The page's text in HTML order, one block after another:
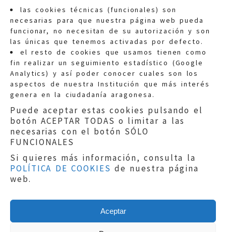
las cookies técnicas (funcionales) son
necesarias para que nuestra página web pueda
funcionar, no necesitan de su autorización y son
las únicas que tenemos activadas por defecto.
el resto de cookies que usamos tienen como
fin realizar un seguimiento estadístico (Google
Analytics) y así poder conocer cuales son los
aspectos de nuestra Institución que más interés
genera en la ciudadanía aragonesa.
Puede aceptar estas cookies pulsando el
botón ACEPTAR TODAS o limitar a las
necesarias con el botón SÓLO
FUNCIONALES
Si quieres más información, consulta la
POLÍTICA DE COOKIES de nuestra página
web.
Aceptar
Quejas:quejas@eljusticiadearagon.es
Información general:
informacion@eljusticiadearagon.es
Teléfonos:900 210 210/
Aviso legal|Política de privacidad|
Protección de Datos
Política de cookies
Copyright © 2019El Justicia de Aragón|